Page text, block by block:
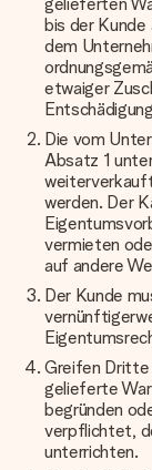
bis der
dem
etwaiger
Die vom
Absatz 1
werden. Der
vermieten
auf andere
Der Kunde
Greifen Dritte
gelieferte
begründen
verpflichtet,
unterrichten.